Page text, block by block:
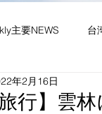
主要NEWS 台
ワーク
旅行】雲
年2月16日